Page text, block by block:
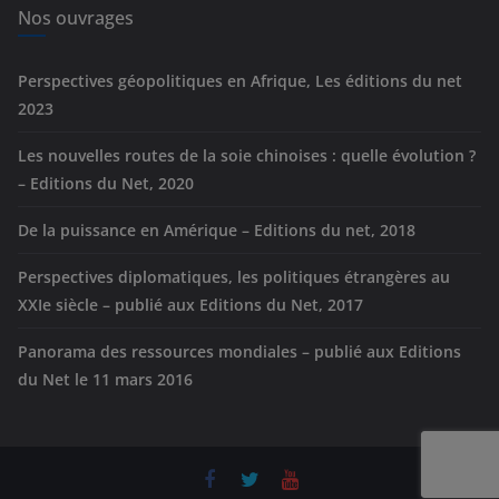
e
Nos ouvrages
Perspectives géopolitiques en Afrique, Les éditions du net
2023
Les nouvelles routes de la soie chinoises : quelle évolution ?
– Editions du Net, 2020
De la puissance en Amérique – Editions du net, 2018
Perspectives diplomatiques, les politiques étrangères au
XXIe siècle – publié aux Editions du Net, 2017
Panorama des ressources mondiales – publié aux Editions
du Net le 11 mars 2016